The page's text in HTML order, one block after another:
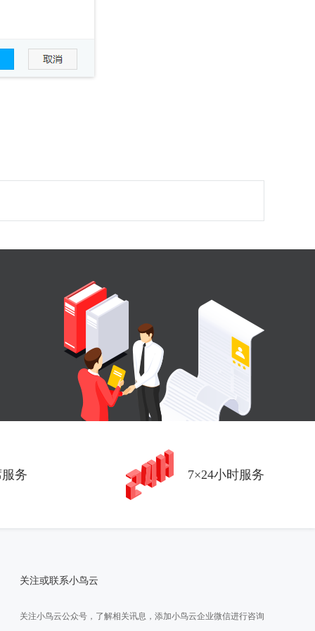
务 7×24小时服务
关注或联系小鸟云
关注小鸟云公众号，了解相关讯息，添加小鸟云企业微信进行咨询